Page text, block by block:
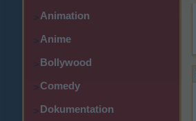
>Animation
>Anime
>Bollywood
>Comedy
>Dokumentation